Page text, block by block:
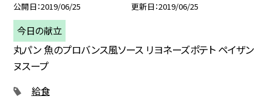
公開日 2019/06/25 更新日 2019/06/25
今日の献立
丸パン 魚のプロバンス風ソース リヨネーズポテト ペイザン
ヌスープ
給食